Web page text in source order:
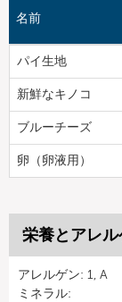
名前
パイ生地
新鮮なキノコ
ブルーチーズ
卵（卵液用）
栄養とアレ
アレルゲン: 1, A
ミネラル: